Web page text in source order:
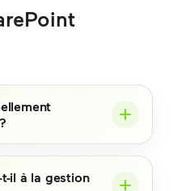
il à la gestion